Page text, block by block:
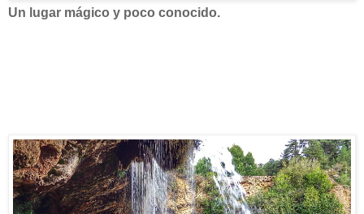
Un lugar mágico y poco conocido.